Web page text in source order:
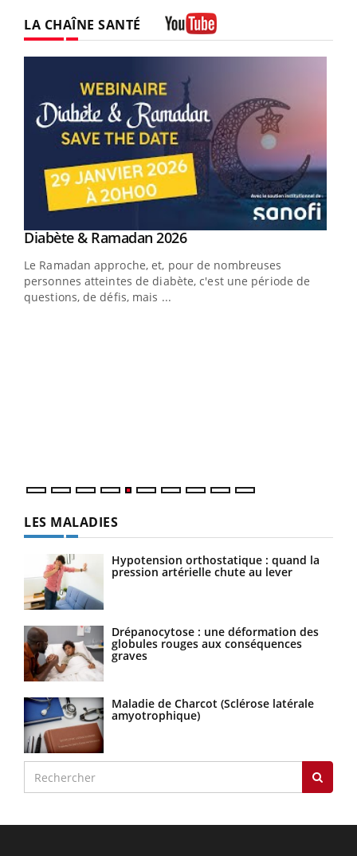
LA CHAÎNE SANTÉ
Youtube
Diabète & Ramadan 2026Youtube
Le Ramadan approche, et, pour de nombreuses
personnes atteintes de diabète, c'est une période de
questions, de défis, mais ...
LES MALADIES
Hypotension orthostatique : quand la
pression artérielle chute au lever
Drépanocytose : une déformation des
globules rouges aux conséquences
graves
Maladie de Charcot (Sclérose latérale
amyotrophique)